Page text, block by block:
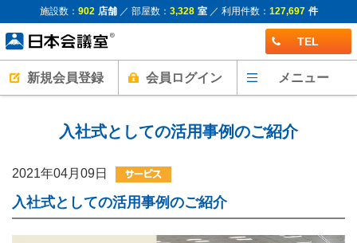
施設数： 902 店舗／ 部屋数： 3,328 室／ 利用件数： 127,697 件
TEL
新規会員登録 会員ログイン メニュー
入社式としての活用事例のご紹介
2021年04月09日
入社式としての活用事例のご紹介